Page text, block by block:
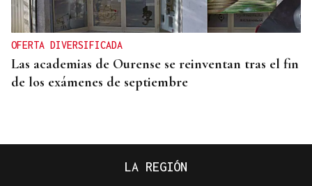
OFERTA DIVERSIFICADA
Las academias de Ourense se reinventan tras el fin
de los exámenes de septiembre
LA REGIÓN